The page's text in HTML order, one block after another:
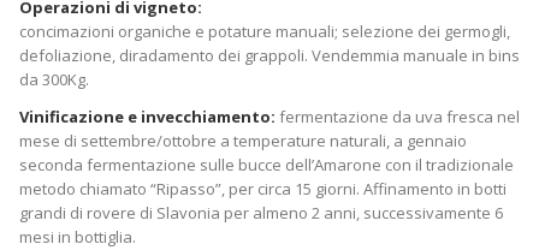
Operazioni di vigneto:
concimazioni organiche e potature manuali; selezione dei germogli,
defoliazione, diradamento dei grappoli. Vendemmia manuale in bins
da 300Kg.
Vinificazione e invecchiamento: fermentazione da uva fresca nel
mese di settembre/ottobre a temperature naturali, a gennaio
seconda fermentazione sulle bucce dellʼAmarone con il tradizionale
metodo chiamato “Ripasso”, per circa 15 giorni. Affinamento in botti
grandi di rovere di Slavonia per almeno 2 anni, successivamente 6
mesi in bottiglia.